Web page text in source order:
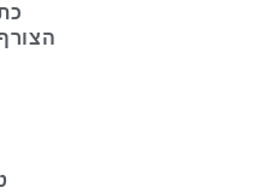
הצורף 2,